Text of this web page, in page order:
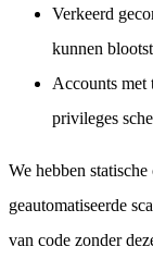
Verkeerd
kunnen
Accounts met
privileges
We hebben
geautomatiseerde
van code zonder